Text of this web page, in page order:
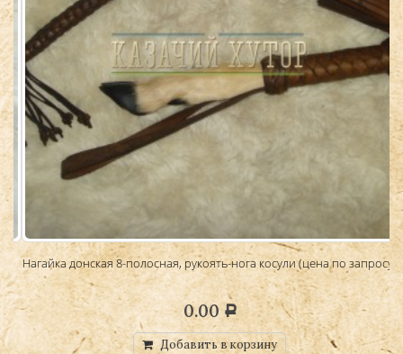
Нагайка донская 8-полосная, рукоять-нога косули (цена по запросу)
0.00Р
Добавить в корзину